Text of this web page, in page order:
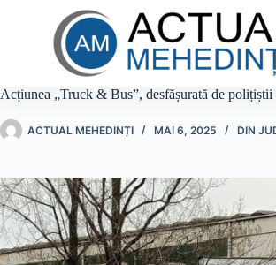
Acțiunea „Truck & Bus”, desfășurată de polițiștii
ACTUAL MEHEDINȚI MAI 6, 2025 DIN